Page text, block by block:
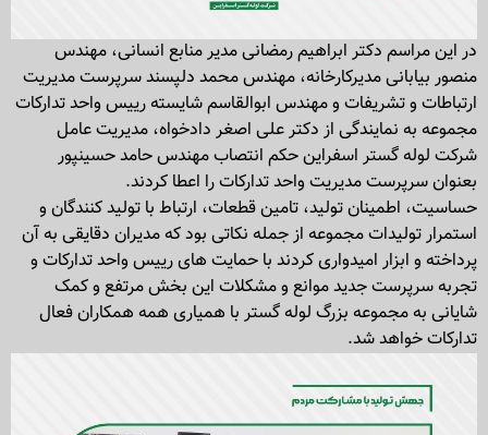
در این مراسم دکتر ابراهیم رمضانی مدیر منابع انسانی، مهندس
منصور بیابانی مدیرکارخانه، مهندس محمد دلپسند سرپرست مدیریت
ارتباطات و تشریفات و مهندس ابوالقاسم شایسته رییس واحد تدارکات
مجموعه به نمایندگی از دکتر علی اصغر دادخواه، مدیریت عامل
شرکت لوله گستر اسفراین حکم انتصاب مهندس حامد حسینپور
بعنوان سرپرست مدیریت واحد تدارکات را اعطا کردند.
حساسیت، اطمینان تولید، تامین قطعات، ارتباط با تولید کنندگان و
استمرار تولیدات مجموعه از جمله نکاتی بود که مدیران دقایقی به آن
پرداخته و ابزار امیدواری کردند با حمایت های رییس واحد تدارکات و
تجربه سرپرست جدید موانع و مشکلات این بخش مرتفع و کمک
شایانی به مجموعه بزرگ لوله گستر با همیاری همه همکاران فعال
تدارکات خواهد شد.